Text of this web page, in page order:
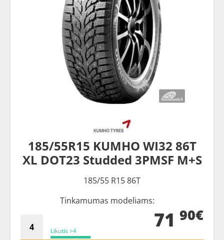
185/55R15 KUMHO WI32 86T
XL DOT23 Studded 3PMSF M+S
185/55 R15 86T
Tinkamumas modeliams:
Likutis >4 71 90€